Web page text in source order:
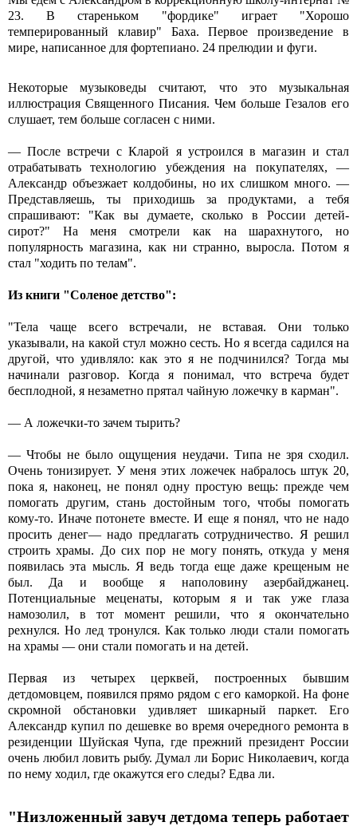
23. В стареньком "фордике" играет "Хорошо
темперированный клавир" Баха. Первое произведение в
мире, написанное для фортепиано. 24 прелюдии и фуги.
Некоторые музыковеды считают, что это музыкальная
иллюстрация Священного Писания. Чем больше Гезалов его
слушает, тем больше согласен с ними.
— После встречи с Кларой я устроился в магазин и стал
отрабатывать технологию убеждения на покупателях, —
Александр объезжает колдобины, но их слишком много. —
Представляешь, ты приходишь за продуктами, а тебя
спрашивают: "Как вы думаете, сколько в России детей-
сирот?" На меня смотрели как на шарахнутого, но
популярность магазина, как ни странно, выросла. Потом я
стал "ходить по телам".
Из книги "Соленое детство":
"Тела чаще всего встречали, не вставая. Они только
указывали, на какой стул можно сесть. Но я всегда садился на
другой, что удивляло: как это я не подчинился? Тогда мы
начинали разговор. Когда я понимал, что встреча будет
бесплодной, я незаметно прятал чайную ложечку в карман".
— А ложечки-то зачем тырить?
— Чтобы не было ощущения неудачи. Типа не зря сходил.
Очень тонизирует. У меня этих ложечек набралось штук 20,
пока я, наконец, не понял одну простую вещь: прежде чем
помогать другим, стань достойным того, чтобы помогать
кому-то. Иначе потонете вместе. И еще я понял, что не надо
просить денег— надо предлагать сотрудничество. Я решил
строить храмы. До сих пор не могу понять, откуда у меня
появилась эта мысль. Я ведь тогда еще даже крещеным не
был. Да и вообще я наполовину азербайджанец.
Потенциальные меценаты, которым я и так уже глаза
намозолил, в тот момент решили, что я окончательно
рехнулся. Но лед тронулся. Как только люди стали помогать
на храмы — они стали помогать и на детей.
Первая из четырех церквей, построенных бывшим
детдомовцем, появился прямо рядом с его каморкой. На фоне
скромной обстановки удивляет шикарный паркет. Его
Александр купил по дешевке во время очередного ремонта в
резиденции Шуйская Чупа, где прежний президент России
очень любил ловить рыбу. Думал ли Борис Николаевич, когда
по нему ходил, где окажутся его следы? Едва ли.
"Низложенный завуч детдома теперь работает